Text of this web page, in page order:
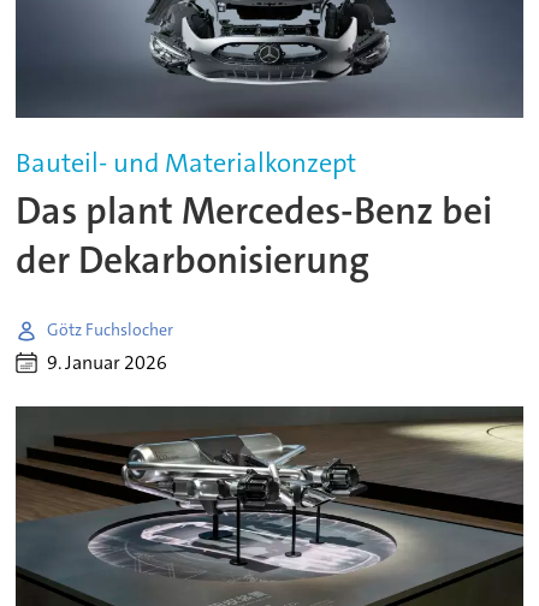
Bauteil- und Materialkonzept
Das plant Mercedes-Benz bei
der Dekarbonisierung
Götz Fuchslocher
9. Januar 2026